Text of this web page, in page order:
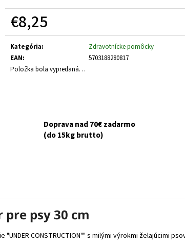
€8,25
Jednotková
cena:
Kategória:
Zdravotnícke pomôcky
EAN:
5703188280817
Položka bola vypredaná…
Doprava nad 70€ zadarmo
(do 15kg brutto)
psy 30 cm
CONSTRUCTION"" s milými výrokmi želajúcimi
ZEMIAKY 800G